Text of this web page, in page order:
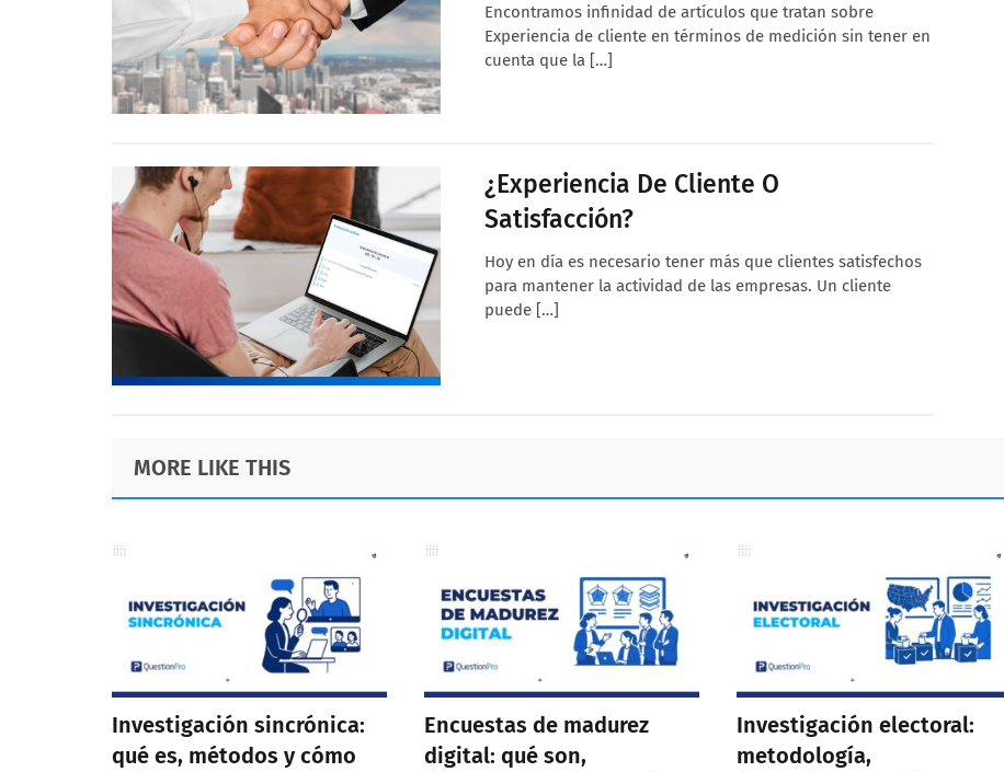
Encontramos infinidad de artículos que tratan sobre
Experiencia de cliente en términos de medición sin tener en
cuenta que la […]
¿Experiencia De Cliente O
Satisfacción?
Hoy en día es necesario tener más que clientes satisfechos
para mantener la actividad de las empresas. Un cliente
puede […]
MORE LIKE THIS
Investigación sincrónica:
qué es, métodos y cómo
Encuestas de madurez
digital: qué son,
Investigación electoral:
metodología,